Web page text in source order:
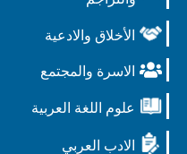
الأخلاق والادعية
الاسرة والمجتمع
علوم اللغة العربية
الادب العربي